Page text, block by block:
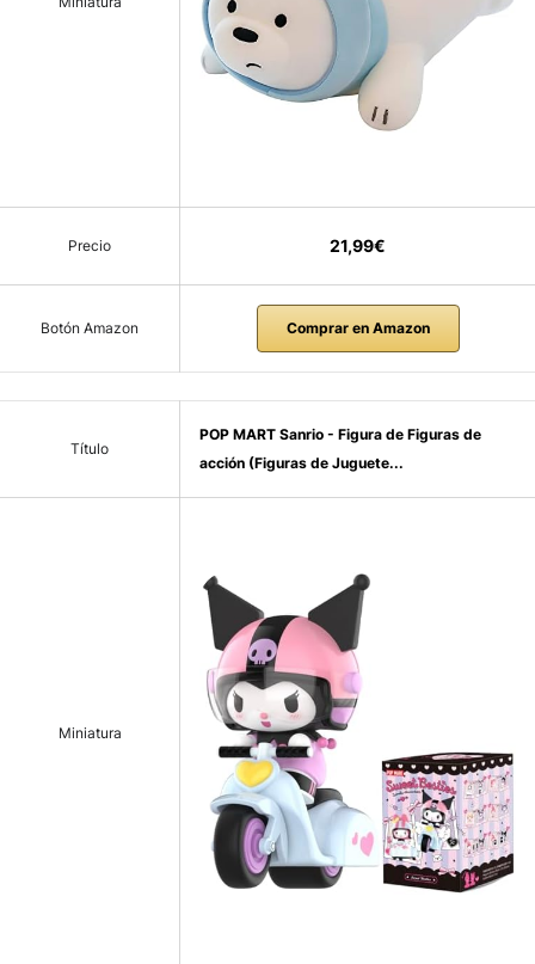
Precio 21,99€
Botón Amazon Comprar en Amazon
Título
POP MART Sanrio - Figura de Figuras de
acción (Figuras de Juguete...
Miniatura